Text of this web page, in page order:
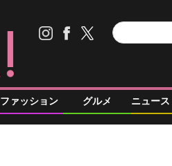
ファッション グルメ ニュー